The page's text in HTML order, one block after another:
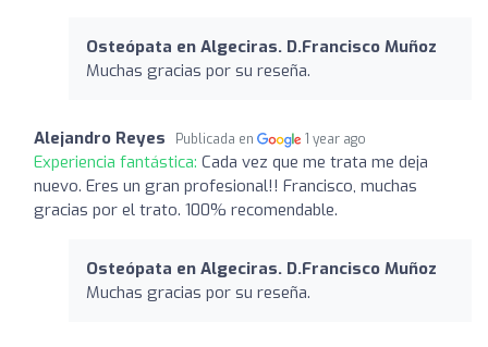
Osteópata en Algeciras. D.Francisco Muñoz
Muchas gracias por su reseña.
Alejandro Reyes Publicada en 1 year ago
Experiencia fantástica: Cada vez que me trata me deja
nuevo. Eres un gran profesional!! Francisco, muchas
gracias por el trato. 100% recomendable.
Osteópata en Algeciras. D.Francisco Muñoz
Muchas gracias por su reseña.